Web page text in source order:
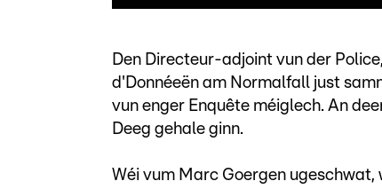
Den Directeur-adjoint vun der
d'Donnéeën am Normalfall just
vun enger Enquête méiglech. An
Deeg gehale ginn.
Wéi vum Marc Goergen